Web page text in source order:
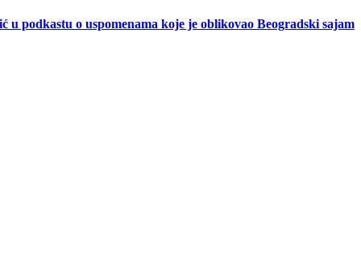
u podkastu o uspomenama koje je oblikovao Beogradski sajam